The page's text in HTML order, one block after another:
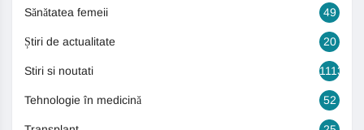
Sănătatea femeii 49
Știri de actualitate 20
Stiri si noutati 1113
Tehnologie în medicină 52